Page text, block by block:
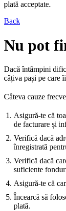
plată acceptate.
Back
Nu pot
Dacă întâmpini
câțiva pași pe care
Câteva cauze
Asigură-te că
de facturare și
Verifică dacă
înregistrată
Verifică dacă
suficiente
Asigură-te că
Încearcă să
plată.